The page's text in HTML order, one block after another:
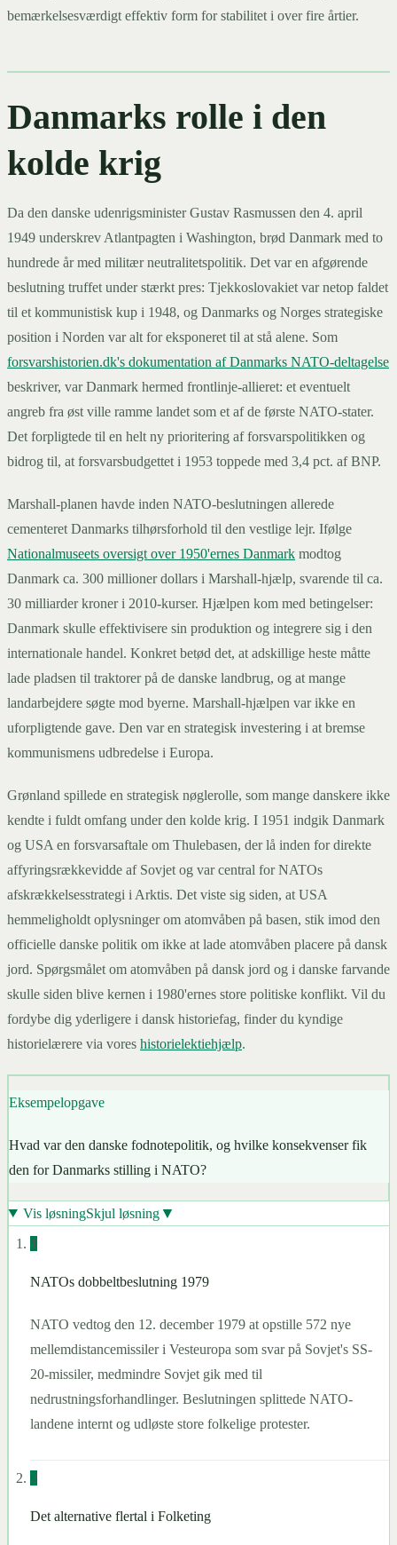
bemærkelsesværdigt effektiv form for stabilitet i over fire årtier.
Danmarks rolle i den
kolde krig
Da den danske udenrigsminister Gustav Rasmussen den 4. april
1949 underskrev Atlantpagten i Washington, brød Danmark med to
hundrede år med militær neutralitetspolitik. Det var en afgørende
beslutning truffet under stærkt pres: Tjekkoslovakiet var netop faldet
til et kommunistisk kup i 1948, og Danmarks og Norges strategiske
position i Norden var alt for eksponeret til at stå alene. Som
forsvarshistorien.dk's dokumentation af Danmarks NATO-deltagelse
beskriver, var Danmark hermed frontlinje-allieret: et eventuelt
angreb fra øst ville ramme landet som et af de første NATO-stater.
Det forpligtede til en helt ny prioritering af forsvarspolitikken og
bidrog til, at forsvarsbudgettet i 1953 toppede med 3,4 pct. af BNP.
Marshall-planen havde inden NATO-beslutningen allerede
cementeret Danmarks tilhørsforhold til den vestlige lejr. Ifølge
Nationalmuseets oversigt over 1950'ernes Danmark modtog
Danmark ca. 300 millioner dollars i Marshall-hjælp, svarende til ca.
30 milliarder kroner i 2010-kurser. Hjælpen kom med betingelser:
Danmark skulle effektivisere sin produktion og integrere sig i den
internationale handel. Konkret betød det, at adskillige heste måtte
lade pladsen til traktorer på de danske landbrug, og at mange
landarbejdere søgte mod byerne. Marshall-hjælpen var ikke en
uforpligtende gave. Den var en strategisk investering i at bremse
kommunismens udbredelse i Europa.
Grønland spillede en strategisk nøglerolle, som mange danskere ikke
kendte i fuldt omfang under den kolde krig. I 1951 indgik Danmark
og USA en forsvarsaftale om Thulebasen, der lå inden for direkte
affyringsrækkevidde af Sovjet og var central for NATOs
afskrækkelsesstrategi i Arktis. Det viste sig siden, at USA
hemmeligholdt oplysninger om atomvåben på basen, stik imod den
officielle danske politik om ikke at lade atomvåben placere på dansk
jord. Spørgsmålet om atomvåben på dansk jord og i danske farvande
skulle siden blive kernen i 1980'ernes store politiske konflikt. Vil du
fordybe dig yderligere i dansk historiefag, finder du kyndige
historielærere via vores historielektiehjælp.
Eksempelopgave
Hvad var den danske fodnotepolitik, og hvilke konsekvenser fik
den for Danmarks stilling i NATO?
Vis løsningSkjul løsning▼
1
NATOs dobbeltbeslutning 1979
NATO vedtog den 12. december 1979 at opstille 572 nye
mellemdistancemissiler i Vesteuropa som svar på Sovjet's SS-
20-missiler, medmindre Sovjet gik med til
nedrustningsforhandlinger. Beslutningen splittede NATO-
landene internt og udløste store folkelige protester.
2
Det alternative flertal i Folketing